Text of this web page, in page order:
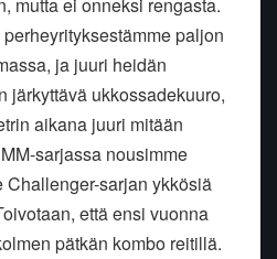
paljon
ja juuri heidän
järkyttävä ukkossadekuuro,
aikana juuri mitään
sarjassa nousimme
sarjan ykkösiä
että ensi vuonna
pätkän kombo reitillä.